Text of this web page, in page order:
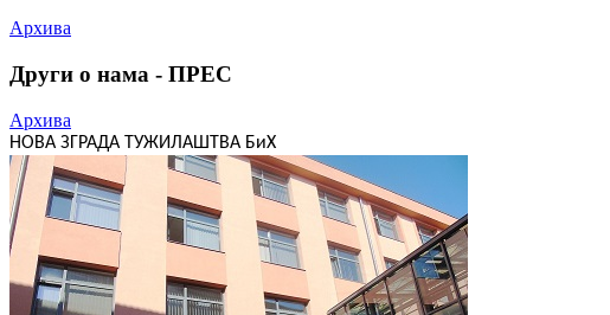
Архива
Други о нама - ПРЕС
Архива
НОВА ЗГРАДА ТУЖИЛАШТВА БиХ